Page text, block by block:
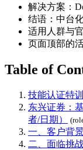
解决方案：
结语：中台
适用人群与
页面顶部的
Table of
技能认证特
东兴证券：
者/日期）
一、客户背
二、面临挑